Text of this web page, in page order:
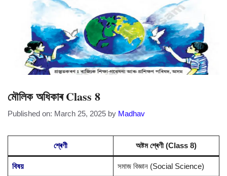
মৌলিক অধিকাৰ Class 8
Published on: March 25, 2025 by Madhav
শ্ৰেণী অষ্টম শ্ৰেণী (Class 8)
বিষয় সমাজ বিজ্ঞান (Social Science)